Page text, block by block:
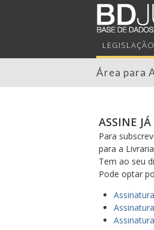
LEGISLAÇÃO
Área para
ASSINE JÁ
Para
para a
Tem ao seu
Pode optar